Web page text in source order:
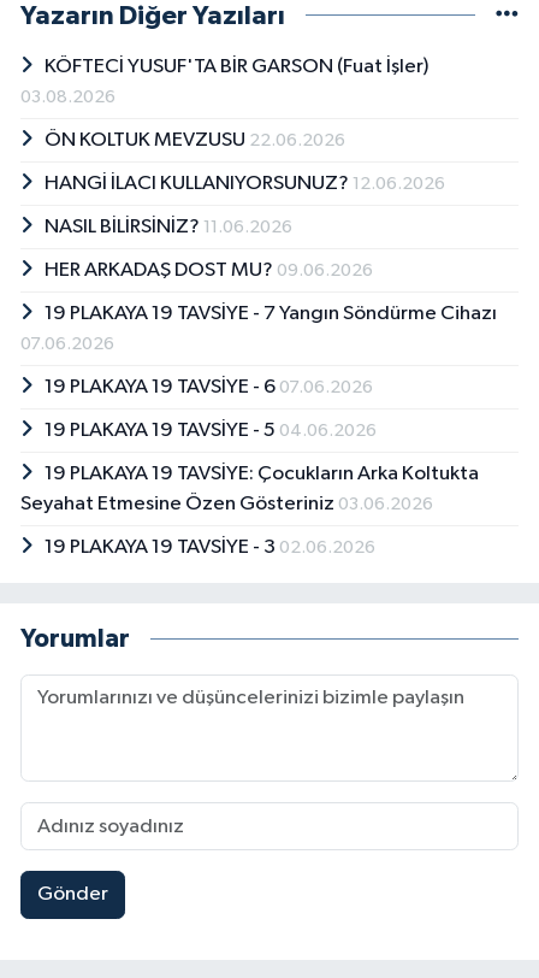
Yazarın Diğer Yazıları
KÖFTECİ YUSUF'TA BİR GARSON (Fuat İşler)
03.08.2026
ÖN KOLTUK MEVZUSU 22.06.2026
HANGİ İLACI KULLANIYORSUNUZ? 12.06.2026
NASIL BİLİRSİNİZ? 11.06.2026
HER ARKADAŞ DOST MU? 09.06.2026
19 PLAKAYA 19 TAVSİYE - 7 Yangın Söndürme Cihazı
07.06.2026
19 PLAKAYA 19 TAVSİYE - 6 07.06.2026
19 PLAKAYA 19 TAVSİYE - 5 04.06.2026
19 PLAKAYA 19 TAVSİYE: Çocukların Arka Koltukta
Seyahat Etmesine Özen Gösteriniz 03.06.2026
19 PLAKAYA 19 TAVSİYE - 3 02.06.2026
Yorumlar
Gönder